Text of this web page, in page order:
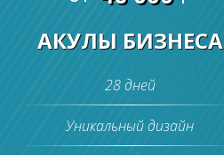
АКУЛЫ БИЗНЕСА
28 дней
Уникальный дизайн